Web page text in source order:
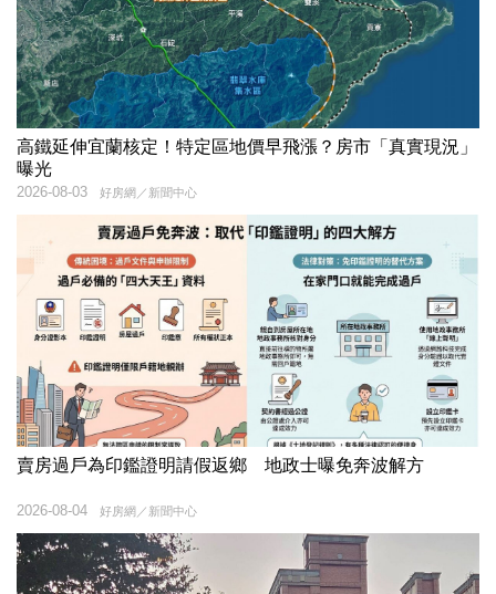
高鐵延伸宜蘭核定！特定區地價早飛漲？房市「真實現況」
曝光
好房網／新聞中心
2026-08-03
賣房過戶為印鑑證明請假返鄉 地政士曝免奔波解方
好房網／新聞中心
2026-08-04